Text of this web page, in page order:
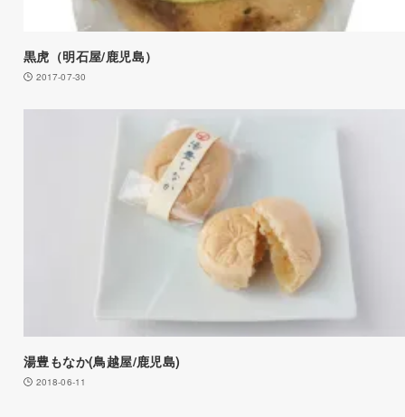
黒虎（明石屋/鹿児島）
2017-07-30
湯豊もなか(鳥越屋/鹿児島)
2018-06-11